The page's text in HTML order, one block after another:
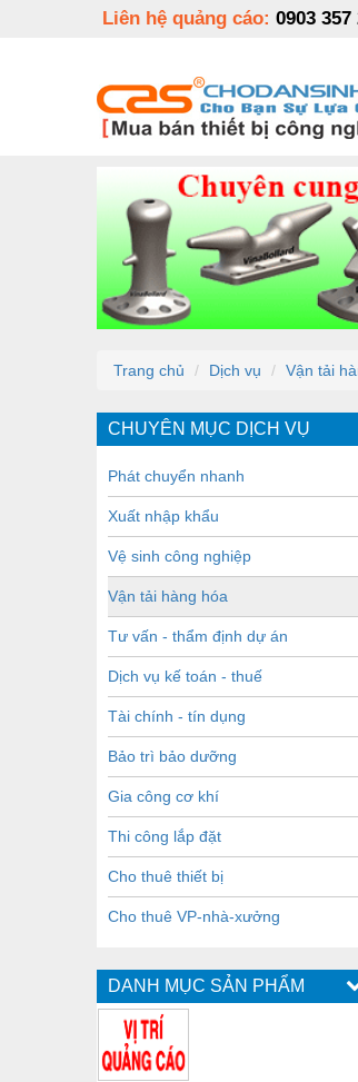
Liên hệ quảng cáo: 0903 357
Trang chủ Dịch vụ Vận tải
CHUYÊN MỤC DỊCH VỤ
Phát chuyển nhanh
Xuất nhập khẩu
Vệ sinh công nghiệp
Vận tải hàng hóa
Tư vấn - thẩm định dự án
Dịch vụ kế toán - thuế
Tài chính - tín dụng
Bảo trì bảo dưỡng
Gia công cơ khí
Thi công lắp đặt
Cho thuê thiết bị
Cho thuê VP-nhà-xưởng
DANH MỤC SẢN PHẨM